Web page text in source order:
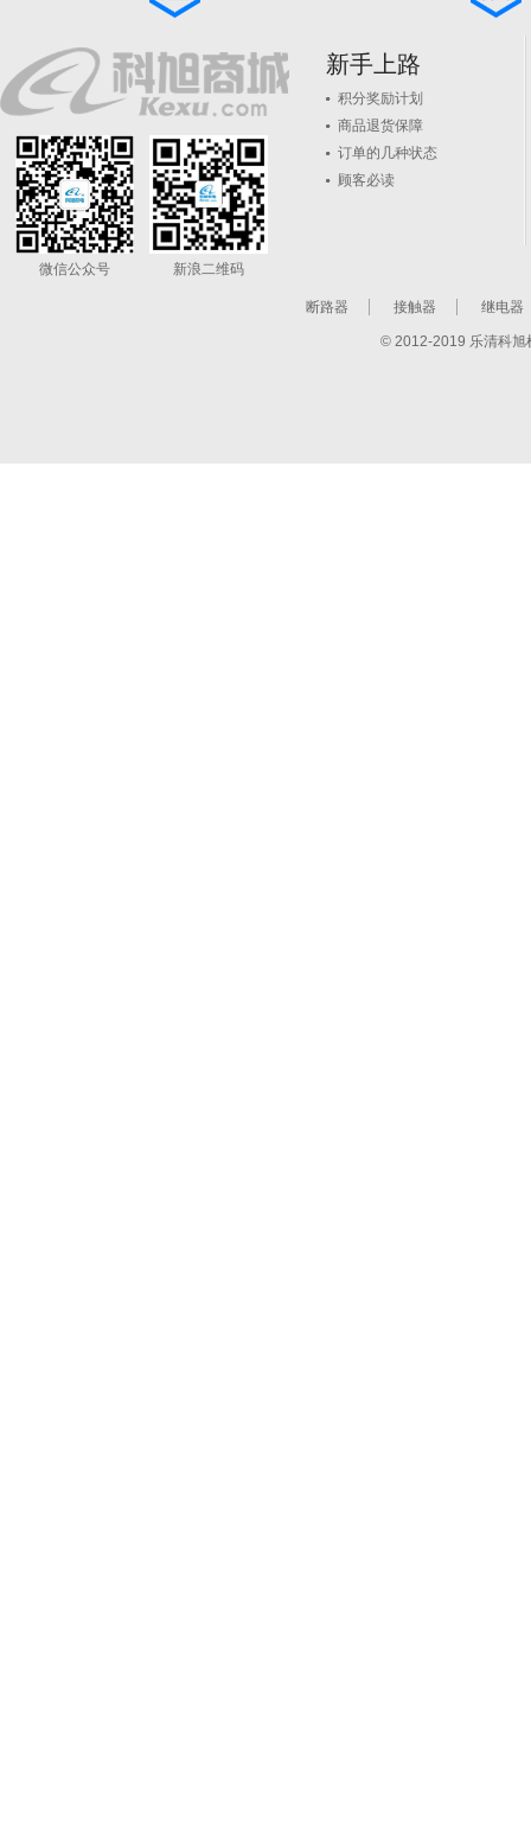
微信公众号 新浪二维码
新手上路
积分奖励计划
商品退货保障
订单的几种状态
顾客必读
断路器 接触器 继电器
© 2012-2019 乐清科旭